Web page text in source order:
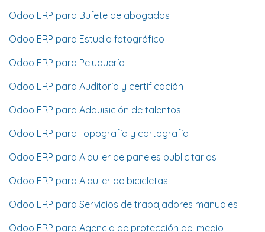
Odoo ERP para Bufete de abogados
Odoo ERP para Estudio fotográfico
Odoo ERP para Peluquería
Odoo ERP para Auditoría y certificación
Odoo ERP para Adquisición de talentos
Odoo ERP para Topografía y cartografía
Odoo ERP para Alquiler de paneles publicitarios
Odoo ERP para Alquiler de bicicletas
Odoo ERP para Servicios de trabajadores manuales
Odoo ERP para Agencia de protección del medio